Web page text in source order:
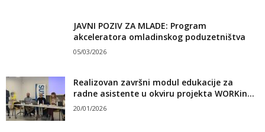
JAVNI POZIV ZA MLADE: Program
akceleratora omladinskog poduzetništva
05/03/2026
Realizovan završni modul edukacije za
radne asistente u okviru projekta WORKin...
20/01/2026